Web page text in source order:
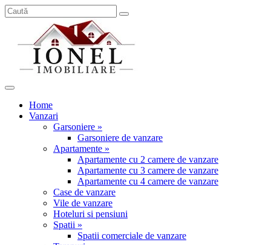
Home
Vanzari
Garsoniere »
Garsoniere de vanzare
Apartamente »
Apartamente cu 2 camere de vanzare
Apartamente cu 3 camere de vanzare
Apartamente cu 4 camere de vanzare
Case de vanzare
Vile de vanzare
Hoteluri si pensiuni
Spatii »
Spatii comerciale de vanzare